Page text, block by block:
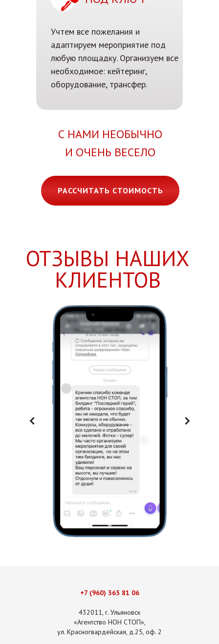
С НАМИ НЕОБЫЧНО
И ОЧЕНЬ ВЕСЕЛО
РАССЧИТАТЬ СТОИМОСТЬ
Учтем все пожелания и
адаптируем мероприятие под
любую площадку. Организуем все
необходимое: кейтеринг,
оборудование, трансфер.
ОТЗЫВЫ НАШИХ
КЛИЕНТОВ
+7 (960) 365 81 06
432011, г. Ульяновск
«Агентство НОН СТОП»,
ул. Красногвардейская, д.25, оф. 2